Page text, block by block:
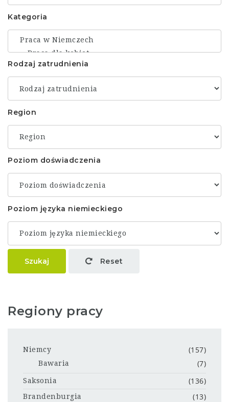
Kategoria
Rodzaj zatrudnienia
Region
Poziom doświadczenia
Poziom języka niemieckiego
Szukaj Reset
Regiony pracy
Niemcy (157)
Bawaria (7)
Saksonia (136)
Brandenburgia (13)